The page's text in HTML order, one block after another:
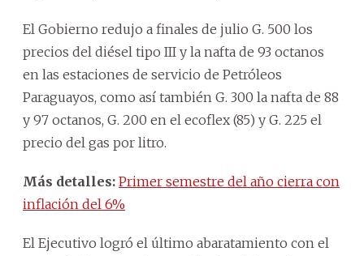
El Gobierno redujo a finales de julio G. 500 los
precios del diésel tipo III y la nafta de 93 octanos
en las estaciones de servicio de Petróleos
Paraguayos, como así también G. 300 la nafta de 88
y 97 octanos, G. 200 en el ecoflex (85) y G. 225 el
precio del gas por litro.
Más detalles: Primer semestre del año cierra con
inflación del 6%
El Ejecutivo logró el último abaratamiento con el